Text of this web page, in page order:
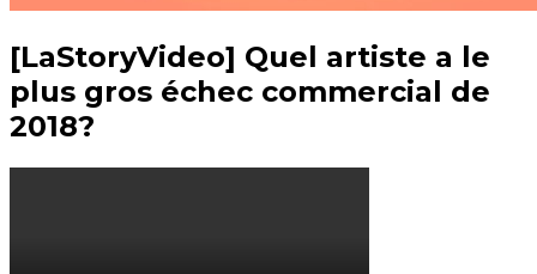
[LaStoryVideo] Quel artiste a le
plus gros échec commercial de
2018?